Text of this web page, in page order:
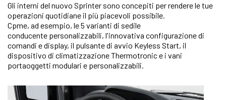
Gli interni del nuovo Sprinter sono concepiti per rendere le tue
operazioni quotidiane il più piacevoli possibile.
Cpme, ad esempio, le 5 varianti di sedile
conducente personalizzabili, l'innovativa configurazione di
comandi e display, il pulsante di avvio Keyless Start, il
dispositivo di climatizzazione Thermotronic e i vani
portaoggetti modulari e personalizzabili.